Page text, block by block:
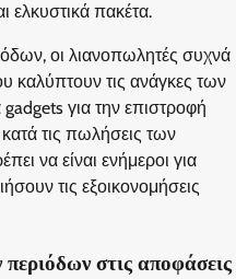
ελκυστικά πακέτα.
οι λιανοπωλητές συχνά
καλύπτουν τις ανάγκες των
για την επιστροφή
τις πωλήσεις των
να είναι ενήμεροι για
τις εξοικονομήσεις
στις αποφάσεις